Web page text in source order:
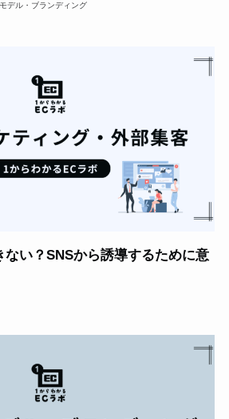
デル・ブランディング
い？SNSから誘導するために意